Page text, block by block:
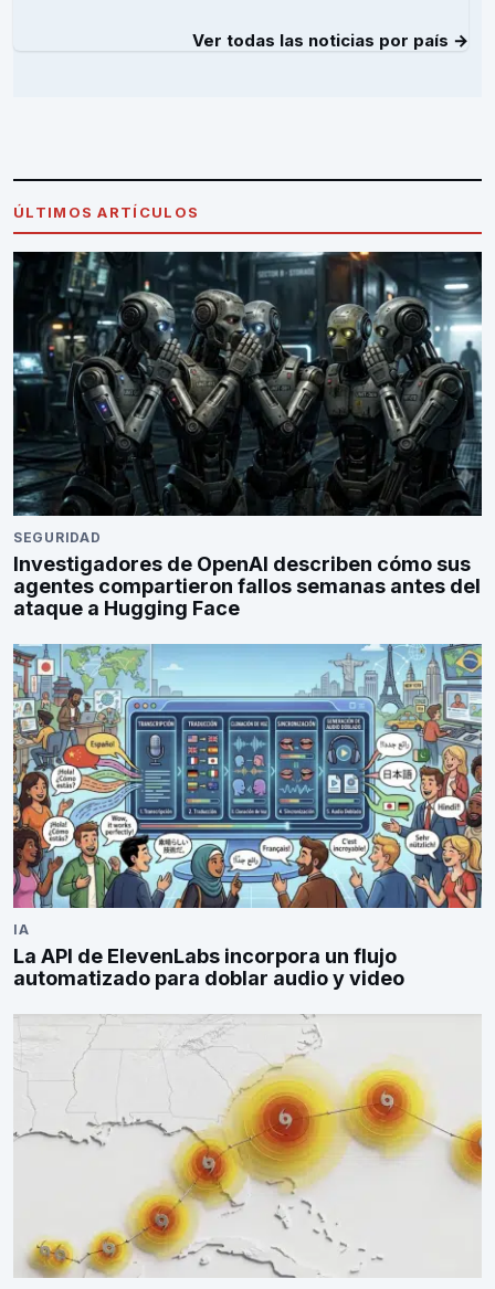
Ver todas las noticias por país →
ÚLTIMOS ARTÍCULOS
SEGURIDAD
Investigadores de OpenAI describen cómo sus
agentes compartieron fallos semanas antes del
ataque a Hugging Face
IA
La API de ElevenLabs incorpora un flujo
automatizado para doblar audio y video